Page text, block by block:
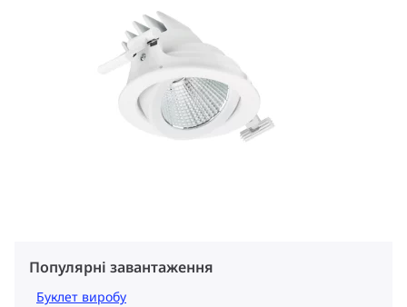
Популярні завантаження
Буклет виробу